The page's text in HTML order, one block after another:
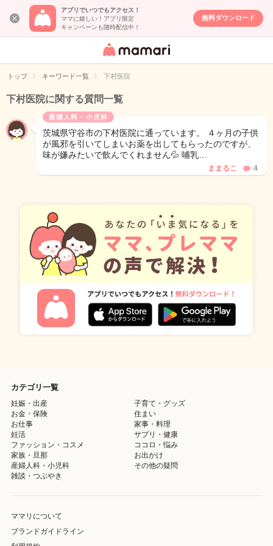
アプリでいつでもアクセス！
ママに嬉しい！アプリ限定
キャンペーンも随時配信中！
無料ダウンロード
女性専用匿名QA
イト
トップ キーワード一覧 下村医院
下村医院に関する質問一覧
産婦人科・小児科
茨城県守谷市の下村医院に通っています。 ４ヶ月の子供
が風邪を引いてしまいお薬を出してもらったのですが、
味が嫌みたいで飲んでくれません💦 哺乳…
ままるこ 4
カテゴリ一覧
妊娠・出産
子育て・グッズ
お金・保険
住まい
お仕事
家事・料理
妊活
サプリ・健康
ファッション・コスメ
ココロ・悩み
家族・旦那
お出かけ
産婦人科・小児科
その他の疑問
雑談・つぶやき
ママリについて
ブランドガイドライン